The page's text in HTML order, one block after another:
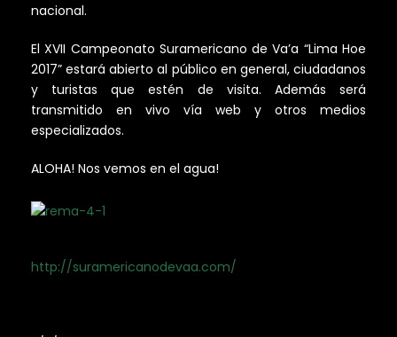
nacional.
El XVII Campeonato Suramericano de Va’a “Lima Hoe
2017” estará abierto al público en general, ciudadanos
y turistas que estén de visita. Además será
transmitido en vivo vía web y otros medios
especializados.
ALOHA! Nos vemos en el agua!
http://suramericanodevaa.com/